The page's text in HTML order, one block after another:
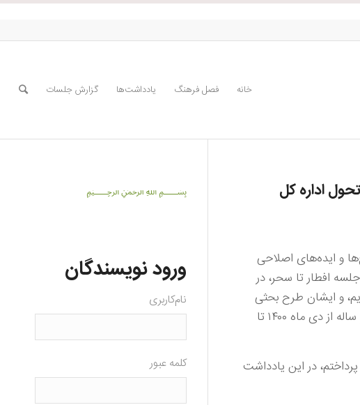
خانه فصل فرهنگ یادداشت‌ها گزارش جلسات
اداره کل
و ایده‌های اصلاحی
افطار تا سحر، در
و ایشان طرح بحثی
که با عنوان «طرح تحول اداره کل تبلیغات اسلامی استان قم» آماده کرده‌اند و بنا دارند در یک بازه دو ساله از دی ماه ۱۴۰۰ تا
در این یادداشت
﷽
ورود نویسندگان
نام‌کاربری
کلمه عبور